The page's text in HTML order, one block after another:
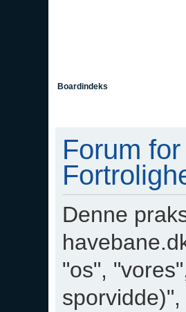
Boardindeks
Forum
Denne
"os",